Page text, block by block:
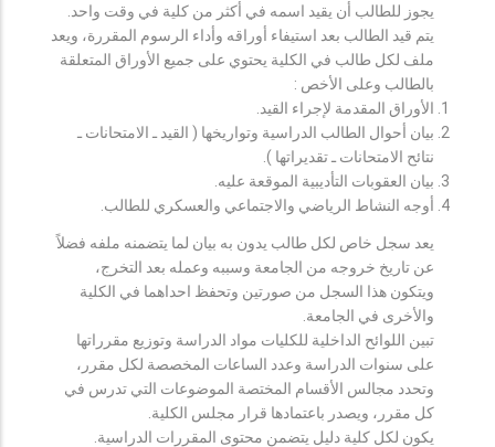
يجوز للطالب أن يقيد اسمه في أكثر من كلية في وقت واحد.
يتم قيد الطالب بعد استيفاء أوراقه وأداء الرسوم المقررة، ويعد
ملف لكل طالب في الكلية يحتوي على جميع الأوراق المتعلقة
بالطالب وعلى الأخص :
الأوراق المقدمة لإجراء القيد.
بيان أحوال الطالب الدراسية وتواريخها ( القيد ـ الامتحانات ـ
نتائح الامتحانات ـ تقديراتها ).
بيان العقوبات التأديبية الموقعة عليه.
أوجه النشاط الرياضي والاجتماعي والعسكري للطالب.
يعد سجل خاص لكل طالب يدون به بيان لما يتضمنه ملفه فضلاً
عن تاريخ خروجه من الجامعة وسببه وعمله بعد التخرج،
ويتكون هذا السجل من صورتين وتحفظ احداهما في الكلية
والأخرى في الجامعة.
تبين اللوائح الداخلية للكليات مواد الدراسة وتوزيع مقرراتها
على سنوات الدراسة وعدد الساعات المخصصة لكل مقرر،
وتحدد مجالس الأقسام المختصة الموضوعات التي تدرس في
كل مقرر، ويصدر باعتمادها قرار مجلس الكلية.
يكون لكل كلية دليل يتضمن محتوى المقررات الدراسية.